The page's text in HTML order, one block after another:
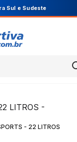
para 10% OFF na 1ª
- 22 LITROS